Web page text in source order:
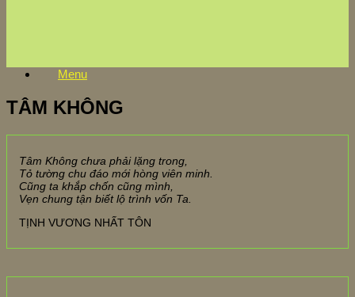
Menu
TÂM KHÔNG
Tâm Không chưa phải lặng trong,
Tỏ tường chu đáo mới hòng viên minh.
Cũng ta khắp chốn cũng mình,
Vẹn chung tận biết lộ trình vốn Ta.
TỊNH VƯƠNG NHẤT TÔN